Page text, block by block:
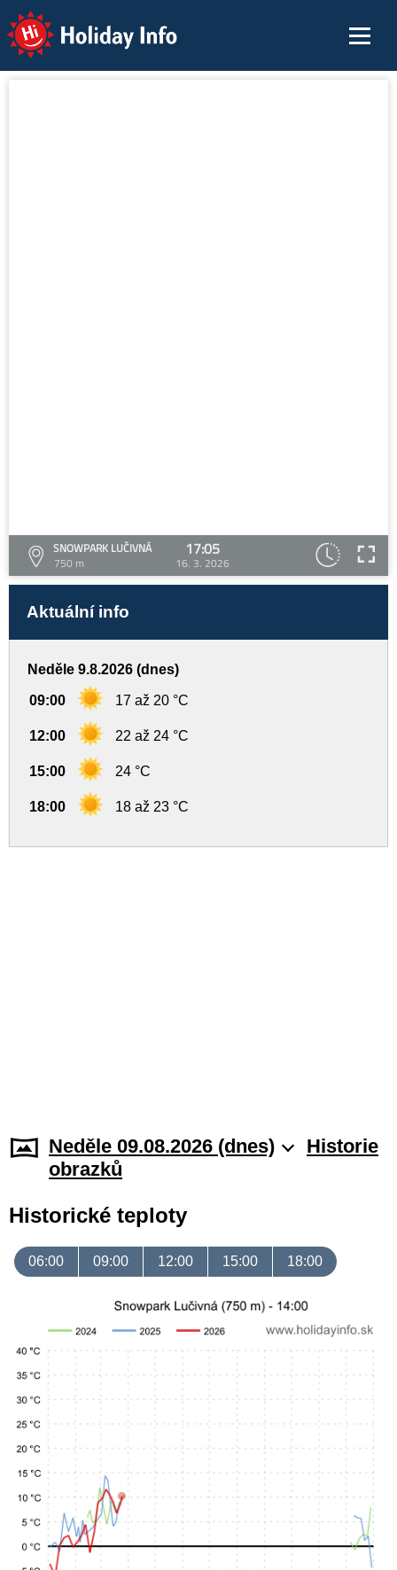
Holiday Info
SNOWPARK LUČIVNÁ
750 m
17:05
16. 3. 2026
Aktuální info
Neděle 9.8.2026 (dnes)
09:00 17 až 20 °C
12:00 22 až 24 °C
15:00 24 °C
18:00 18 až 23 °C
Neděle 09.08.2026 (dnes)
Historie
obrazků
Historické teploty
06:00 09:00 12:00 15:00 18:00